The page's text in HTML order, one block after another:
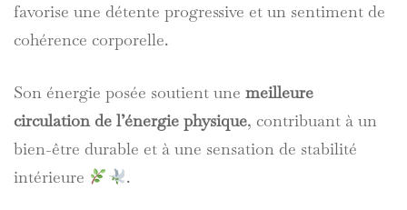
favorise une détente progressive et un sentiment de
cohérence corporelle.
Son énergie posée soutient une meilleure
circulation de l’énergie physique, contribuant à un
bien-être durable et à une sensation de stabilité
intérieure
.